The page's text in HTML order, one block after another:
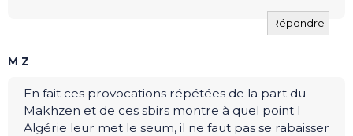
Répondre
M Z
En fait ces provocations répétées de la part du
Makhzen et de ces sbirs montre à quel point l
Algérie leur met le seum, il ne faut pas se rabaisser